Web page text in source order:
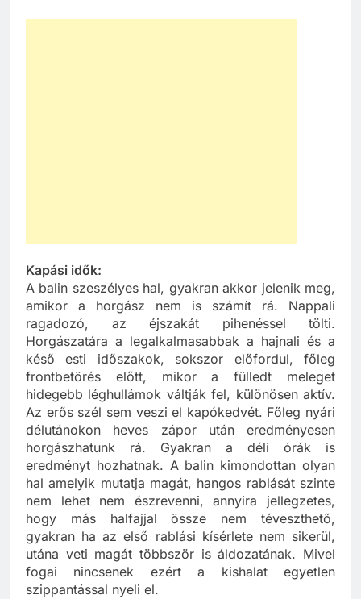
Kapási idők:
A balin szeszélyes hal, gyakran akkor jelenik meg,
amikor a horgász nem is számít rá. Nappali
ragadozó, az éjszakát pihenéssel tölti.
Horgászatára a legalkalmasabbak a hajnali és a
késő esti időszakok, sokszor előfordul, főleg
frontbetörés előtt, mikor a fülledt meleget
hidegebb léghullámok váltják fel, különösen aktív.
Az erős szél sem veszi el kapókedvét. Főleg nyári
délutánokon heves zápor után eredményesen
horgászhatunk rá. Gyakran a déli órák is
eredményt hozhatnak. A balin kimondottan olyan
hal amelyik mutatja magát, hangos rablását szinte
nem lehet nem észrevenni, annyira jellegzetes,
hogy más halfajjal össze nem téveszthető,
gyakran ha az első rablási kísérlete nem sikerül,
utána veti magát többször is áldozatának. Mivel
fogai nincsenek ezért a kishalat egyetlen
szippantással nyeli el.